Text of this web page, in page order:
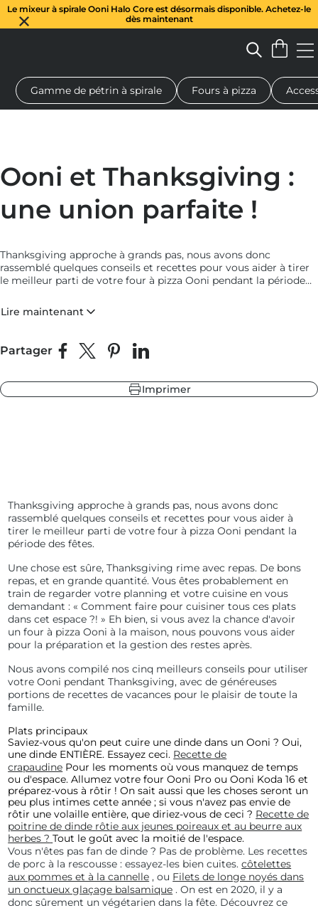
Le mixeur à spirale Ooni Halo Core est désormais disponible. Achetez-le
dès maintenant
ardoise
sapin
sapin
à pizza au feu de bois Pétrin à pâte Cadeaux Planches de
Gamme de pétrin à spirale Fours à pizza
Ooni et Thanksgiving :
une union parfaite !
Thanksgiving approche à grands pas, nous avons donc
rassemblé quelques conseils et recettes pour vous aider à tirer
le meilleur parti de votre four à pizza Ooni pendant la période
Lire maintenant
Partager Partager sur Facebook
Partager sur X
Épingler sur Pinterest
Partager sur LinkedIn
Imprimer
Thanksgiving approche à grands pas, nous avons donc
rassemblé quelques conseils et recettes pour vous aider à
tirer le meilleur parti de votre four à pizza Ooni pendant la
période des fêtes.
Une chose est sûre, Thanksgiving rime avec repas. De bons
repas, et en grande quantité. Vous êtes probablement en
train de regarder votre planning et votre cuisine en vous
demandant : « Comment faire pour cuisiner tous ces plats
dans cet espace ?! » Eh bien, si vous avez la chance d'avoir
un four à pizza Ooni à la maison, nous pouvons vous aider
pour la préparation et la gestion des restes après.
Nous avons compilé nos cinq meilleurs conseils pour utiliser
votre Ooni pendant Thanksgiving, avec de généreuses
portions de recettes de vacances pour le plaisir de toute la
famille.
Plats principaux
Saviez-vous qu'on peut cuire une dinde dans un Ooni ? Oui,
une dinde ENTIÈRE. Essayez ceci. Recette de
crapaudine Pour les moments où vous manquez de temps
ou d'espace. Allumez votre four Ooni Pro ou Ooni Koda 16 et
préparez-vous à rôtir ! On sait aussi que les choses seront un
peu plus intimes cette année ; si vous n'avez pas envie de
rôtir une volaille entière, que diriez-vous de ceci ? Recette de
poitrine de dinde rôtie aux jeunes poireaux et au beurre aux
herbes ? Tout le goût avec la moitié de l'espace.
Vous n'êtes pas fan de dinde ? Pas de problème. Les recettes
de porc à la rescousse : essayez-les bien cuites. côtelettes
aux pommes et à la cannelle , ou Filets de longe noyés dans
un onctueux glaçage balsamique . On est en 2020, il y a
donc sûrement un végétarien dans la fête. Découvrez ce